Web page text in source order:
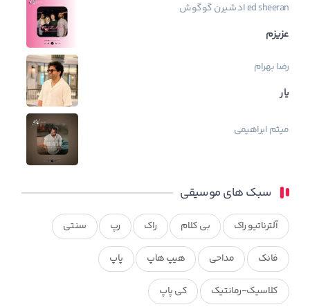
ed sheeranاد شیرنگوگوش
عزیزم
رضا بهرام
یار
میثم ابراهیمی
سبک های موسیقی
آلترناتیو راک بی کلام راک رپ سنتی
فانک مداحی هیپ هاپ پاپ
کلاسیک-رمانتیک کی پاپ